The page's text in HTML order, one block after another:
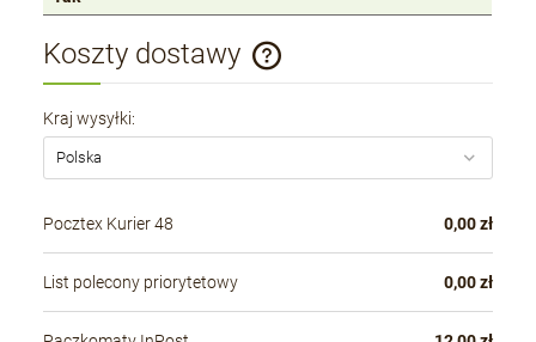
Koszty dostawy
Cena nie zawiera ewentualnych kosztów płatności
Kraj wysyłki:
Pocztex Kurier 48 0,00 zł
List polecony priorytetowy 0,00 zł